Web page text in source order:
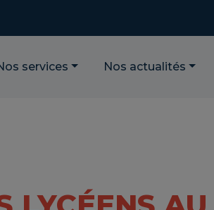
services Nos actualités